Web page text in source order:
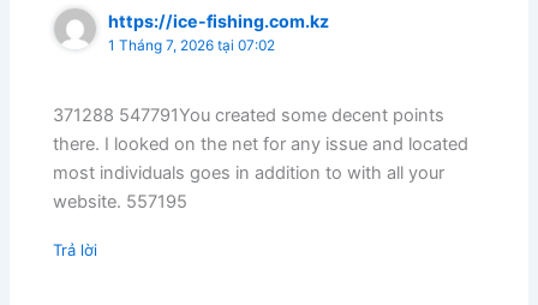
https://ice-fishing.com.kz
1 Tháng 7, 2026 tại 07:02
371288 547791You created some decent points
there. I looked on the net for any issue and located
most individuals goes in addition to with all your
website. 557195
Trả lời